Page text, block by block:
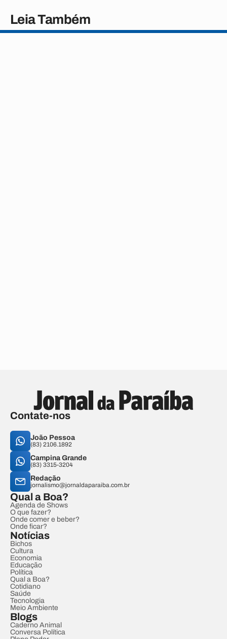
Leia Também
Contate-nos
João Pessoa
(83) 2106.1892
Campina Grande
(83) 3315-3204
Redação
jornalismo@jornaldaparaiba.com.br
Qual a Boa?
Agenda de Shows
O que fazer?
Onde comer e beber?
Onde ficar?
Notícias
Bichos
Cultura
Economia
Educação
Política
Qual a Boa?
Cotidiano
Saúde
Tecnologia
Meio Ambiente
Blogs
Caderno Animal
Conversa Política